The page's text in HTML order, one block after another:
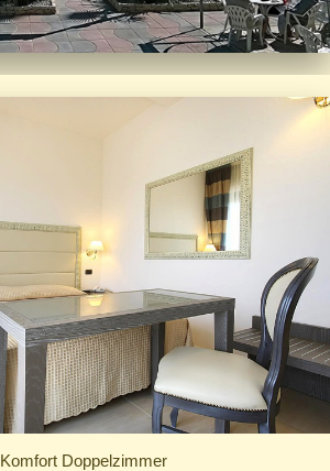
Komfort Doppelzimmer